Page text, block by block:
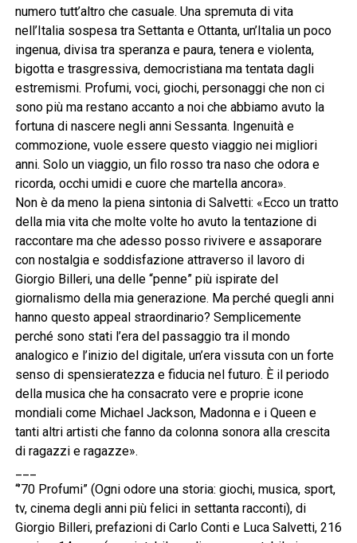
numero tutt’altro che casuale. Una spremuta di vita
nell’Italia sospesa tra Settanta e Ottanta, un’Italia un poco
ingenua, divisa tra speranza e paura, tenera e violenta,
bigotta e trasgressiva, democristiana ma tentata dagli
estremismi. Profumi, voci, giochi, personaggi che non ci
sono più ma restano accanto a noi che abbiamo avuto la
fortuna di nascere negli anni Sessanta. Ingenuità e
commozione, vuole essere questo viaggio nei migliori
anni. Solo un viaggio, un filo rosso tra naso che odora e
ricorda, occhi umidi e cuore che martella ancora».
Non è da meno la piena sintonia di Salvetti: «Ecco un tratto
della mia vita che molte volte ho avuto la tentazione di
raccontare ma che adesso posso rivivere e assaporare
con nostalgia e soddisfazione attraverso il lavoro di
Giorgio Billeri, una delle “penne” più ispirate del
giornalismo della mia generazione. Ma perché quegli anni
hanno questo appeal straordinario? Semplicemente
perché sono stati l’era del passaggio tra il mondo
analogico e l’inizio del digitale, un’era vissuta con un forte
senso di spensieratezza e fiducia nel futuro. È il periodo
della musica che ha consacrato vere e proprie icone
mondiali come Michael Jackson, Madonna e i Queen e
tanti altri artisti che fanno da colonna sonora alla crescita
di ragazzi e ragazze».
“’70 Profumi” (Ogni odore una storia: giochi, musica, sport,
tv, cinema degli anni più felici in settanta racconti), di
Giorgio Billeri, prefazioni di Carlo Conti e Luca Salvetti, 216